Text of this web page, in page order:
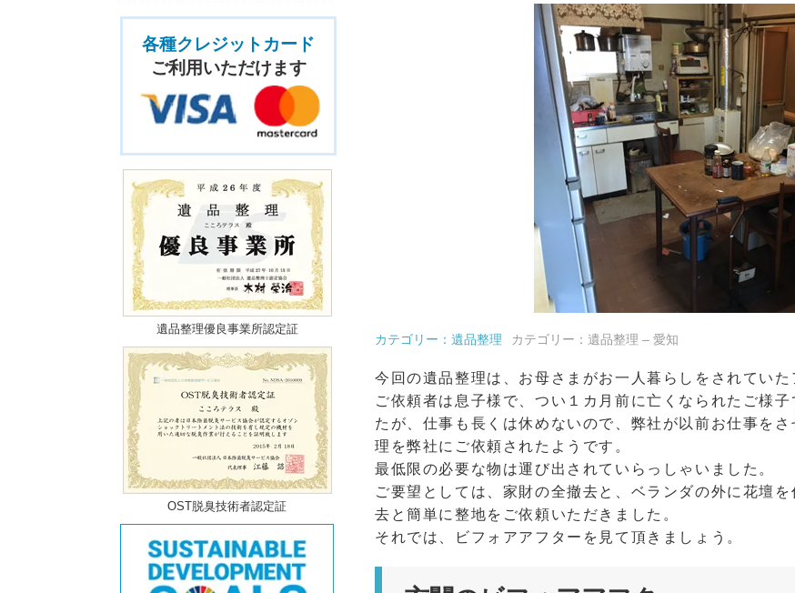
カテゴリー：遺品整理 カテゴリー：遺品整理 – 愛知
今回の遺品整理は、お母さまがお一人暮らしをされていた
ご依頼者は息子様で、つい１カ月前に亡くなられたご様
たが、仕事も長くは休めないので、弊社が以前お仕事を
理を弊社にご依頼されたようです。
最低限の必要な物は運び出されていらっしゃいました。
ご要望としては、家財の全撤去と、ベランダの外に花壇
去と簡単に整地をご依頼いただきました。
それでは、ビフォアアフターを見て頂きましょう。
各種クレジットカード
ご利用いただけます
遺品整理優良事業所認定証
OST脱臭技術者認定証